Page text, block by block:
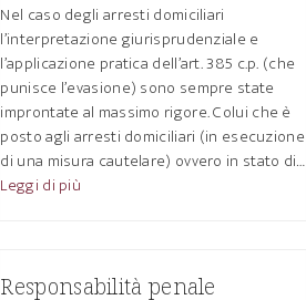
Nel caso degli arresti domiciliari
l’interpretazione giurisprudenziale e
l’applicazione pratica dell’art. 385 c.p. (che
punisce l’evasione) sono sempre state
improntate al massimo rigore. Colui che è
posto agli arresti domiciliari (in esecuzione
di una misura cautelare) ovvero in stato di…
Leggi di più
Responsabilità penale